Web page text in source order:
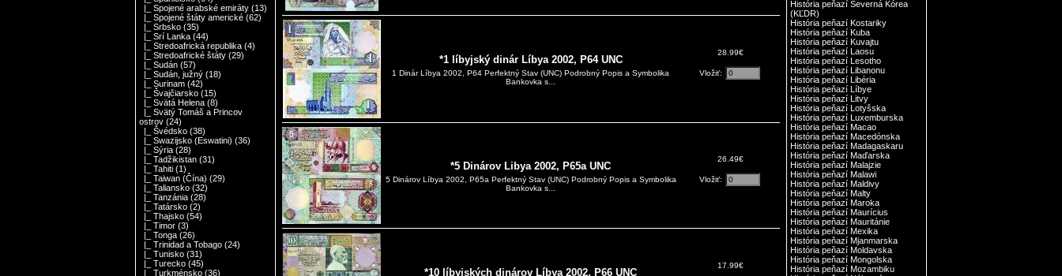
|_ Spojené arabské emiráty (13)
|_ Spojené štáty americké (62)
|_ Srbsko (35)
|_ Srí Lanka (44)
|_ Stredoafrická republika (4)
|_ Stredoafrické štáty (29)
|_ Sudán (57)
|_ Sudán, južný (18)
|_ Surinam (42)
|_ Švajčiarsko (15)
|_ Svätá Helena (8)
|_ Svätý Tomáš a Princov
ostrov (24)
|_ Švédsko (38)
|_ Swazijsko (Eswatini) (36)
|_ Sýria (28)
|_ Tadžikistan (31)
|_ Tahiti (1)
|_ Taiwan (Čína) (29)
|_ Taliansko (32)
|_ Tanzánia (28)
|_ Tatársko (2)
|_ Thajsko (54)
|_ Timor (3)
|_ Tonga (26)
|_ Trinidad a Tobago (24)
|_ Tunisko (31)
|_ Turecko (45)
|_ Turkménsko (36)
*1 líbyjský dinár Líbya 2002, P64 UNC
1 Dinár Líbya 2002, P64 Perfektný Stav (UNC) Podrobný Popis a Symbolika
Bankovka s...
28.99€
Vložiť:
*5 Dinárov Libya 2002, P65a UNC
5 Dinárov Líbya 2002, P65a Perfektný Stav (UNC) Podrobný Popis a Symbolika
Bankovka s...
26.49€
Vložiť:
*10 líbyjských dinárov Líbya 2002, P66 UNC
17.99€
História peňazí Severná Kórea
(KĽDR)
História peňazí Kostariky
História peňazí Kuba
História peňazí Kuvajtu
História peňazí Laosu
História peňazí Lesotho
História peňazí Libanonu
História peňazí Libéria
História peňazí Líbye
História peňazí Litvy
História peňazí Lotyšska
História peňazí Luxemburska
História peňazí Macao
História peňazí Macedónska
História peňazí Madagaskaru
História peňazí Maďarska
História peňazí Malajzie
História peňazí Malawi
História peňazí Maldivy
História peňazí Malty
História peňazí Maroka
História peňazí Maurícius
História peňazí Mauritánie
História peňazí Mexika
História peňazí Mjanmarska
História peňazí Moldavska
História peňazí Mongolska
História peňazí Mozambiku